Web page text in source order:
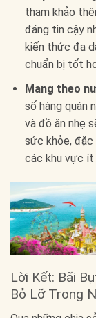
tham khảo
đáng tin cậy
kiến thức đa
chuẩn bị tốt
Mang theo
số hàng quán
và đồ ăn nhẹ
sức khỏe, đặc
các khu vực ít
Lời Kết: Bãi
Bỏ Lỡ Trong